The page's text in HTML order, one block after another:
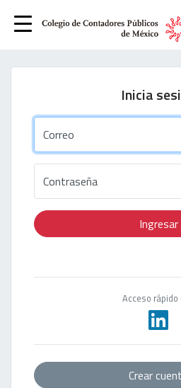
Inicia
Correo
Contraseña
Ingresar
Acceso rápido
Crear